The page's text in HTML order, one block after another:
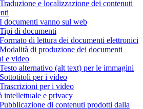
e localizzazione dei contenuti
documenti vanno sul web
di documenti
di lettura dei documenti elettronici
di produzione dei documenti
e video
alternativo (alt text) per le immagini
per i video
per i video
intellettuale e privacy
di contenuti prodotti dalla